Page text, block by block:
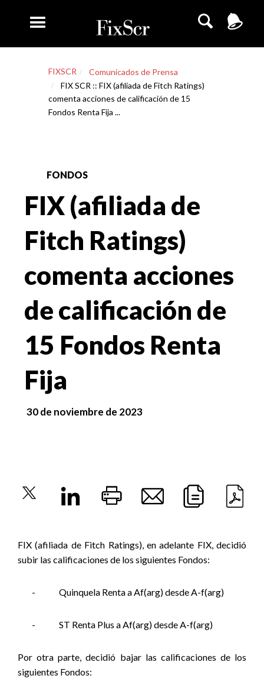
FIXSCR
Comunicados de Prensa
FIX SCR :: FIX (afiliada de Fitch Ratings)
comenta acciones de calificación de 15
Fondos Renta Fija ...
FONDOS
FIX (afiliada de
Fitch Ratings)
comenta acciones
de calificación de
15 Fondos Renta
Fija
30 de noviembre de 2023
FIX (afiliada de Fitch Ratings), en adelante FIX, decidió
subir las calificaciones de los siguientes Fondos:
- Quinquela Renta a Af(arg) desde A-f(arg)
- ST Renta Plus a Af(arg) desde A-f(arg)
Por otra parte, decidió bajar las calificaciones de los
siguientes Fondos: